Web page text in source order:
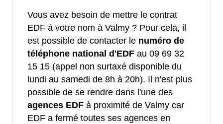
Vous avez besoin de mettre le contrat
EDF à votre nom à Valmy ? Pour cela, il
est possible de contacter le numéro de
téléphone national d'EDF au 09 69 32
15 15 (appel non surtaxé disponible du
lundi au samedi de 8h à 20h). Il n'est plus
possible de se rendre dans l'une des
agences EDF à proximité de Valmy car
EDF a fermé toutes ses agences en